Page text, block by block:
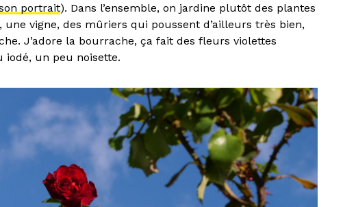
portrait). Dans l’ensemble, on jardine plutôt des plantes
vigne, des mûriers qui poussent d’ailleurs très bien,
J’adore la bourrache, ça fait des fleurs violettes
un peu noisette.